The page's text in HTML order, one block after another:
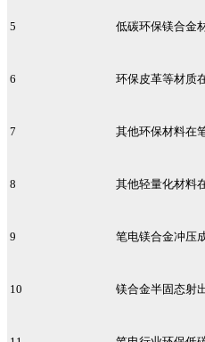
5 低碳环保镁合金
6 环保皮革等材质
7 其他环保材料在
8 其他轻量化材料
9 笔电镁合金冲压
10 镁合金半固态射